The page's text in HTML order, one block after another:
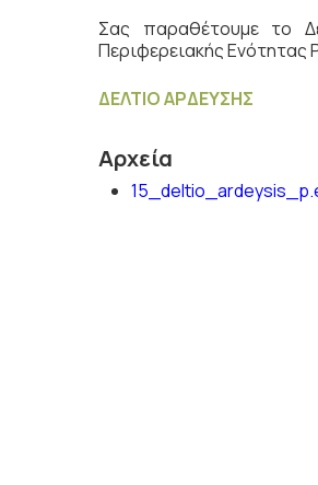
Σας παραθέτουμε το
Περιφερειακής Ενότητας
ΔΕΛΤΙΟ ΑΡΔΕΥΣΗΣ
Αρχεία